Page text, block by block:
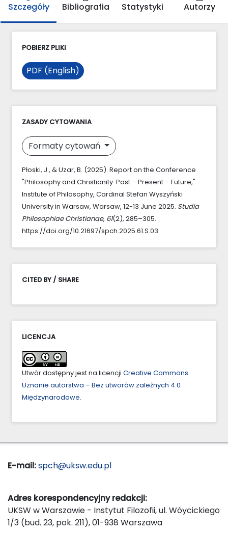
Szczegóły Bibliografia Statystyki Autorzy
POBIERZ PLIKI
PDF (English)
ZASADY CYTOWANIA
Formaty cytowań
Płoski, J., & Uzar, B. (2025). Report on the Conference
"Philosophy and Christianity. Past – Present – Future,"
Institute of Philosophy, Cardinal Stefan Wyszyński
University in Warsaw, Warsaw, 12-13 June 2025. Studia
Philosophiae Christianae, 61(2), 285–305.
https://doi.org/10.21697/spch.2025.61.S.03
CITED BY / SHARE
LICENCJA
Utwór dostępny jest na licencji Creative Commons
Uznanie autorstwa – Bez utworów zależnych 4.0
Międzynarodowe.
E-mail:spch@uksw.edu.pl
Adres korespondencyjny redakcji:
UKSW w Warszawie - Instytut Filozofii, ul. Wóycickiego
1/3 (bud. 23, pok. 211), 01-938 Warszawa